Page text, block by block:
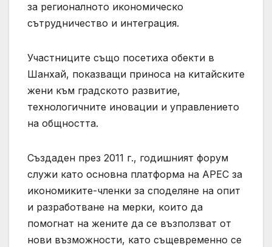
за регионалното икономическо
сътрудничество и интеграция.
Участниците също посетиха обекти в
Шанхай, показващи приноса на китайските
жени към градското развитие,
технологичните иновации и управлението
на общността.
Създаден през 2011 г., годишният форум
служи като основна платформа на APEC за
икономиките-членки за споделяне на опит
и разработване на мерки, които да
помогнат на жените да се възползват от
нови възможности, като същевременно се